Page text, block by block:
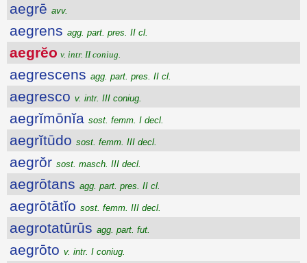
aegrē avv.
aegrens agg. part. pres. II cl.
aegrĕo v. intr. II coniug.
aegrescens agg. part. pres. II cl.
aegresco v. intr. III coniug.
aegrĭmōnĭa sost. femm. I decl.
aegrĭtūdo sost. femm. III decl.
aegrŏr sost. masch. III decl.
aegrōtans agg. part. pres. II cl.
aegrōtātĭo sost. femm. III decl.
aegrotatūrūs agg. part. fut.
aegrōto v. intr. I coniug.